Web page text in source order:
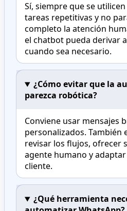
Sí, siempre que se
tareas repetitivas y no
completo la atención
el chatbot pueda derivar
cuando sea necesario.
¿Cómo evitar que la
parezca robótica?
Conviene usar mensajes
personalizados. También
revisar los flujos, ofrecer
agente humano y
cliente.
¿Qué herramienta